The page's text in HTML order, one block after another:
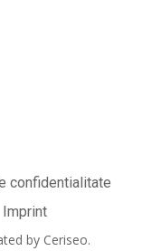
0,00
Finalizare
confidentialitate
Imprint
by Ceriseo.